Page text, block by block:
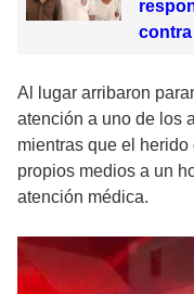
contra
Al lugar arribaron
atención a uno de los
mientras que el
propios medios a un
atención médica.